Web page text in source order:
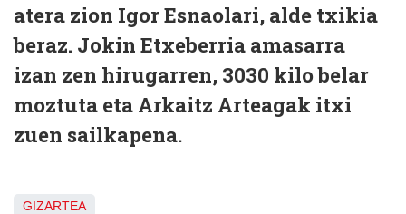
atera zion Igor Esnaolari, alde txikia
beraz. Jokin Etxeberria amasarra
izan zen hirugarren, 3030 kilo belar
moztuta eta Arkaitz Arteagak itxi
zuen sailkapena.
GIZARTEA